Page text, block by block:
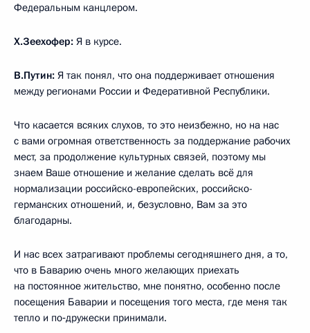
Федеральным канцлером.
Х.Зеехофер: Я в курсе.
В.Путин: Я так понял, что она поддерживает отношения
между регионами России и Федеративной Республики.
Что касается всяких слухов, то это неизбежно, но на нас
с вами огромная ответственность за поддержание рабочих
мест, за продолжение культурных связей, поэтому мы
знаем Ваше отношение и желание сделать всё для
нормализации российско-европейских, российско-
германских отношений, и, безусловно, Вам за это
благодарны.
И нас всех затрагивают проблемы сегодняшнего дня, а то,
что в Баварию очень много желающих приехать
на постоянное жительство, мне понятно, особенно после
посещения Баварии и посещения того места, где меня так
тепло и по‑дружески принимали.